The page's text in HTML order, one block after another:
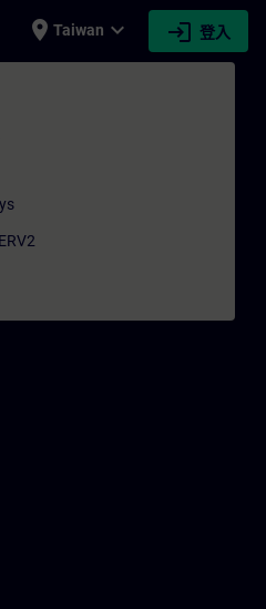
place Taiwan expand_more login 登入